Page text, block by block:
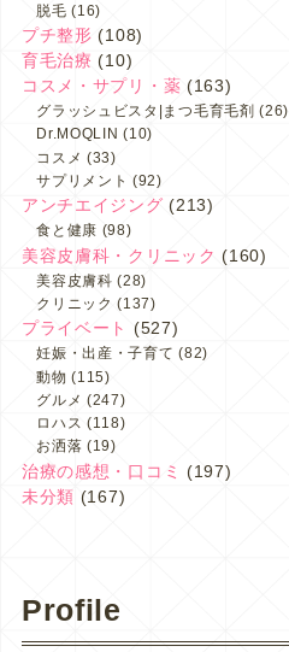
脱毛 (16)
プチ整形 (108)
育毛治療 (10)
コスメ・サプリ・薬 (163)
グラッシュビスタ|まつ毛育毛剤 (26)
Dr.MOQLIN (10)
コスメ (33)
サプリメント (92)
アンチエイジング (213)
食と健康 (98)
美容皮膚科・クリニック (160)
美容皮膚科 (28)
クリニック (137)
プライベート (527)
妊娠・出産・子育て (82)
動物 (115)
グルメ (247)
ロハス (118)
お洒落 (19)
治療の感想・口コミ
(197)
未分類 (167)
Profile